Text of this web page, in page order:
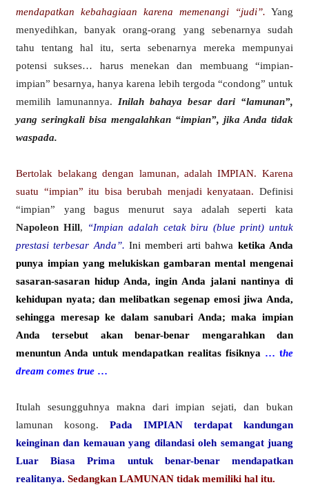
mendapatkan kebahagiaan karena memenangi “judi”. Yang
menyedihkan, banyak orang-orang yang sebenarnya sudah
tahu tentang hal itu, serta sebenarnya mereka mempunyai
potensi sukses… harus menekan dan membuang “impian-
impian” besarnya, hanya karena lebih tergoda “condong” untuk
memilih lamunannya. Inilah bahaya besar dari “lamunan”,
yang seringkali bisa mengalahkan “impian”, jika Anda tidak
waspada.
Bertolak belakang dengan lamunan, adalah IMPIAN. Karena
suatu “impian” itu bisa berubah menjadi kenyataan. Definisi
“impian” yang bagus menurut saya adalah seperti kata
Napoleon Hill,
“Impian adalah cetak biru (blue print) untuk
prestasi terbesar Anda”. Ini memberi arti bahwa ketika Anda
punya impian yang melukiskan gambaran mental mengenai
sasaran-sasaran hidup Anda, ingin Anda jalani nantinya di
kehidupan nyata; dan melibatkan segenap emosi jiwa Anda,
sehingga meresap ke dalam sanubari Anda; maka impian
Anda tersebut akan benar-benar mengarahkan dan
menuntun Anda untuk mendapatkan realitas fisiknya … the
dream comes true …
Itulah sesungguhnya makna dari impian sejati, dan bukan
lamunan kosong.Pada IMPIAN terdapat kandungan
keinginan dan kemauan yang dilandasi oleh semangat juang
Luar Biasa Prima untuk benar-benar mendapatkan
realitanya.Sedangkan LAMUNAN tidak memiliki hal itu.